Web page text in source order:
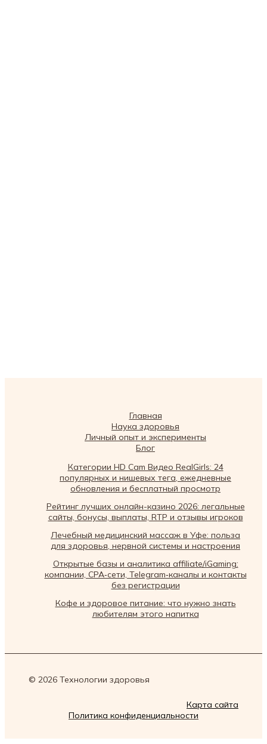
Главная
Наука здоровья
Личный опыт и эксперименты
Блог
Категории HD Cam Видео RealGirls: 24
популярных и нишевых тега, ежедневные
обновления и бесплатный просмотр
Рейтинг лучших онлайн-казино 2026: легальные
сайты, бонусы, выплаты, RTP и отзывы игроков
Лечебный медицинский массаж в Уфе: польза
для здоровья, нервной системы и настроения
Открытые базы и аналитика affiliate/iGaming:
компании, CPA‑сети, Telegram‑каналы и контакты
без регистрации
Кофе и здоровое питание: что нужно знать
любителям этого напитка
© 2026 Технологии здоровья
Карта сайта
Политика конфиденциальности